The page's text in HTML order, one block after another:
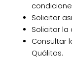
Solicitar
Solicitar
Consultar
Quálitas.